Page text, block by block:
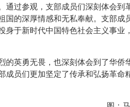
通过参观，支部成员们深刻体会到
国的深厚情感和无私奉献。支部成
身于新时代中国特色社会主义事业
的英勇无畏，也深刻体会到了华侨
成员们更加坚定了传承和弘扬革命